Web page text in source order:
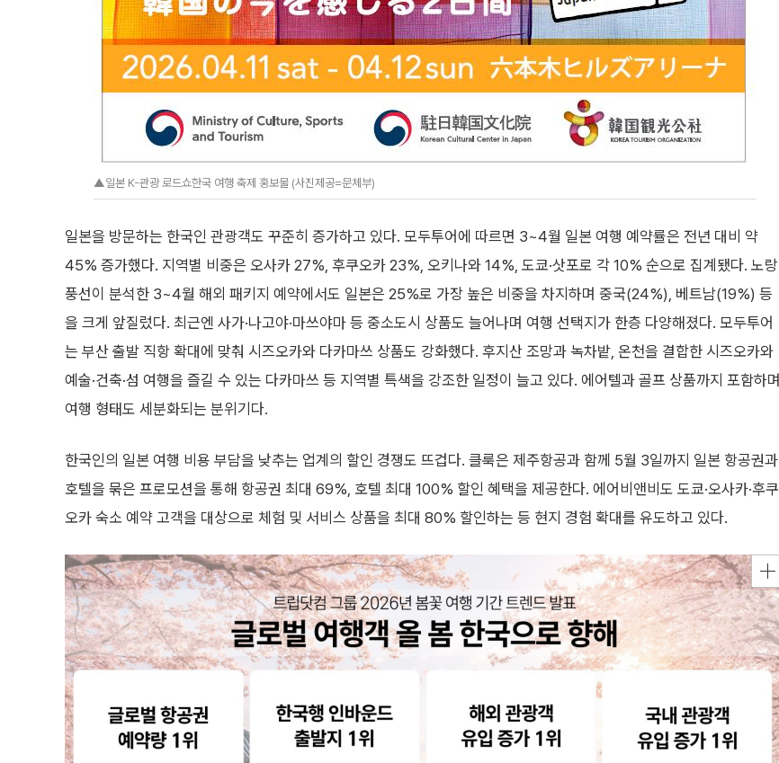
▲일본 K-관광 로드쇼한국 여행 축제 홍보물 (사진제공=문체부)
일본을 방문하는 한국인 관광객도 꾸준히 증가하고 있다. 모두투어에 따르면 3~4월 일본 여행 예약률은 전년 대비 약
45% 증가했다. 지역별 비중은 오사카 27%, 후쿠오카 23%, 오키나와 14%, 도쿄·삿포로 각 10% 순으로 집계됐다. 노랑
풍선이 분석한 3~4월 해외 패키지 예약에서도 일본은 25%로 가장 높은 비중을 차지하며 중국(24%), 베트남(19%) 등
을 크게 앞질렀다. 최근엔 사가·나고야·마쓰야마 등 중소도시 상품도 늘어나며 여행 선택지가 한층 다양해졌다. 모두투어
는 부산 출발 직항 확대에 맞춰 시즈오카와 다카마쓰 상품도 강화했다. 후지산 조망과 녹차밭, 온천을 결합한 시즈오카와
예술·건축·섬 여행을 즐길 수 있는 다카마쓰 등 지역별 특색을 강조한 일정이 늘고 있다. 에어텔과 골프 상품까지 포함하며
여행 형태도 세분화되는 분위기다.
한국인의 일본 여행 비용 부담을 낮추는 업계의 할인 경쟁도 뜨겁다. 클룩은 제주항공과 함께 5월 3일까지 일본 항공권과
호텔을 묶은 프로모션을 통해 항공권 최대 69%, 호텔 최대 100% 할인 혜택을 제공한다. 에어비앤비도 도쿄·오사카·후쿠
오카 숙소 예약 고객을 대상으로 체험 및 서비스 상품을 최대 80% 할인하는 등 현지 경험 확대를 유도하고 있다.